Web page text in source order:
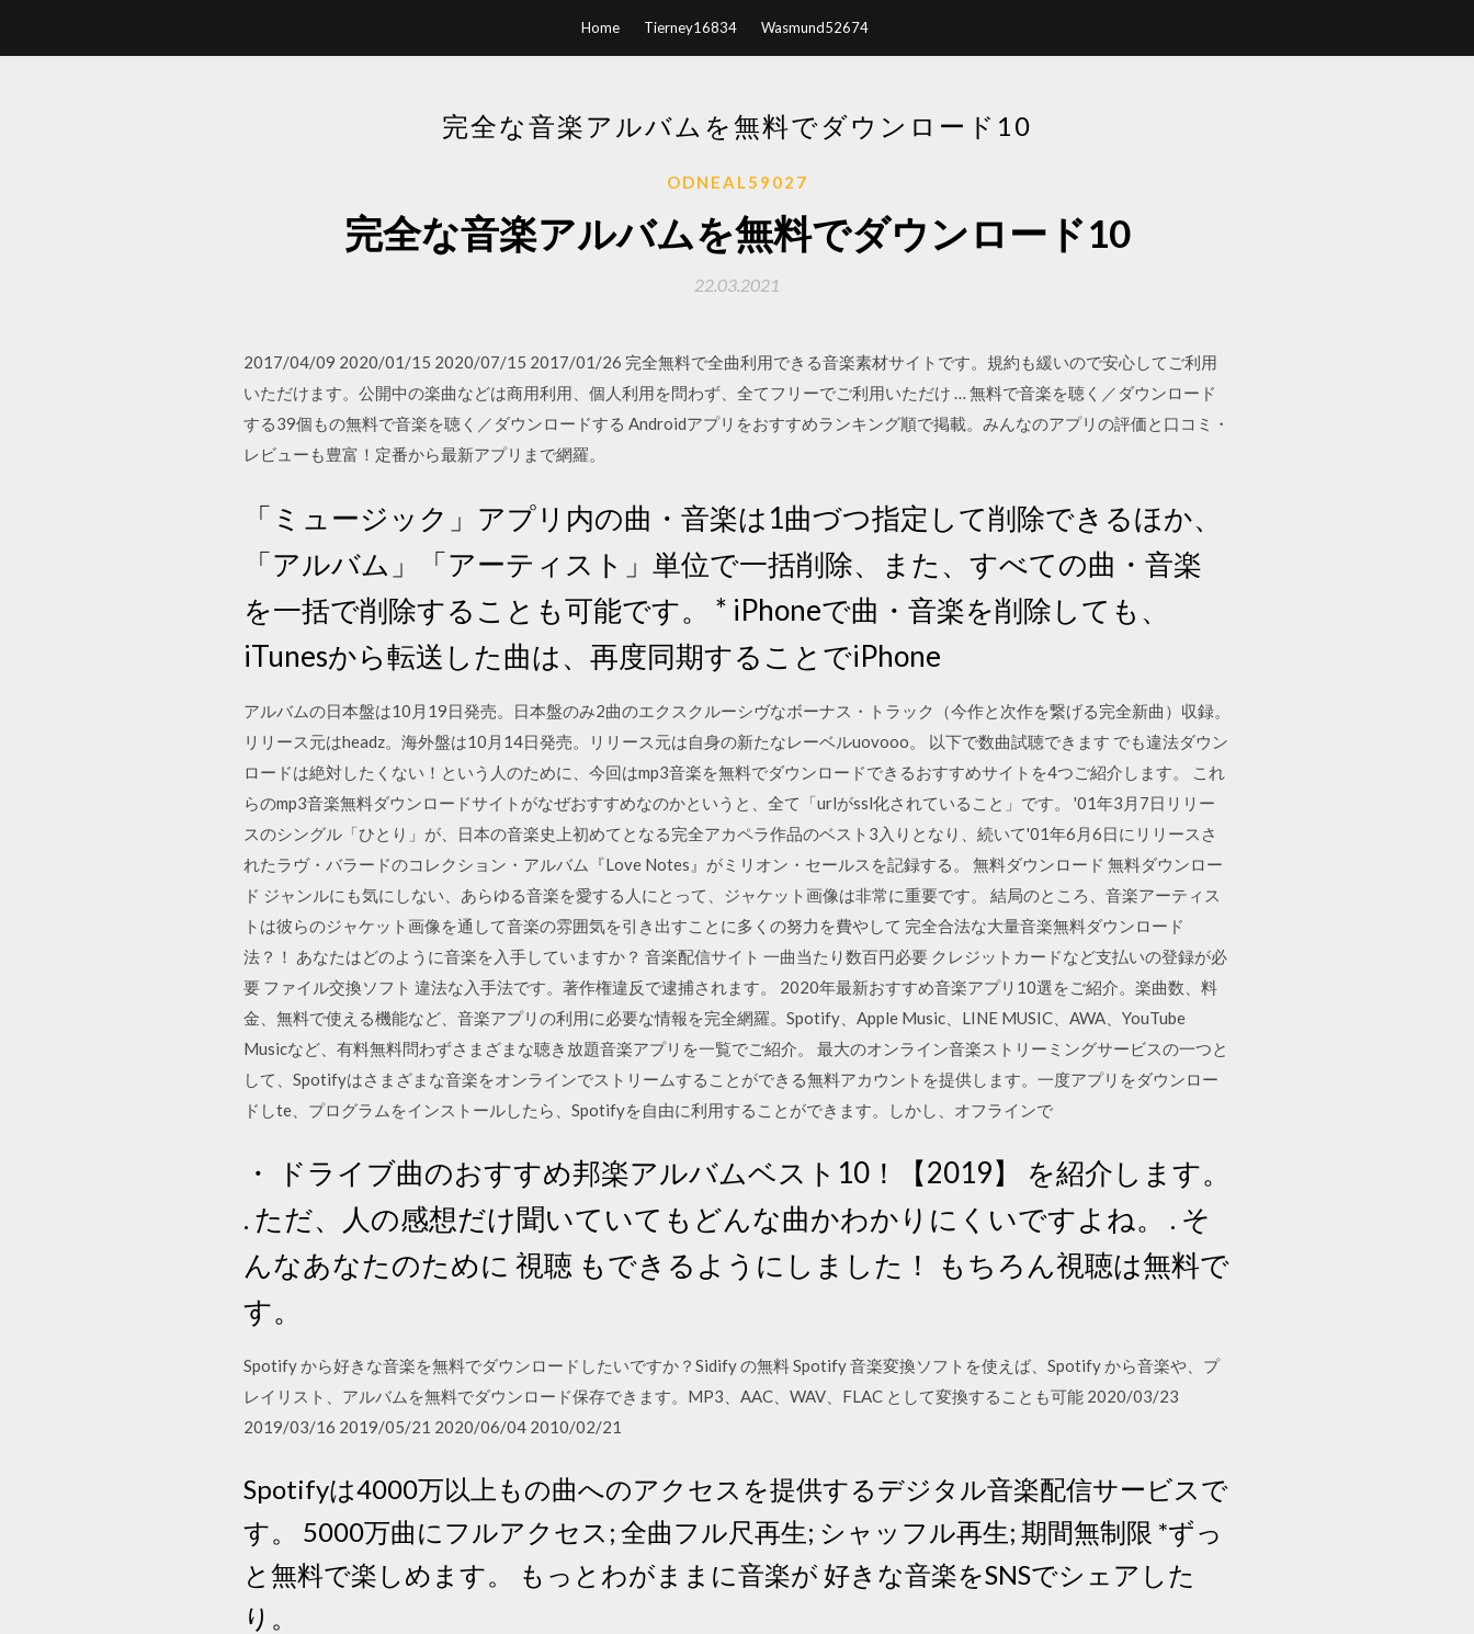
Home Tierney16834 Wasmund52674
完全な音楽アルバムを無料でダウンロード10
ODNEAL59027
完全な音楽アルバムを無料でダウンロード10
22.03.2021
2017/04/09 2020/01/15 2020/07/15 2017/01/26 完全無料で全曲利用できる音楽素材サイトです。規約も緩いので安心してご利用
いただけます。公開中の楽曲などは商用利用、個人利用を問わず、全てフリーでご利用いただけ … 無料で音楽を聴く／ダウンロード
する39個もの無料で音楽を聴く／ダウンロードする Androidアプリをおすすめランキング順で掲載。みんなのアプリの評価と口コミ・
レビューも豊富！定番から最新アプリまで網羅。
「ミュージック」アプリ内の曲・音楽は1曲づつ指定して削除できるほか、
「アルバム」「アーティスト」単位で一括削除、また、すべての曲・音楽
を一括で削除することも可能です。 * iPhoneで曲・音楽を削除しても、
iTunesから転送した曲は、再度同期することでiPhone
アルバムの日本盤は10月19日発売。日本盤のみ2曲のエクスクルーシヴなボーナス・トラック（今作と次作を繋げる完全新曲）収録。
リリース元はheadz。海外盤は10月14日発売。リリース元は自身の新たなレーベルuovooo。 以下で数曲試聴できます でも違法ダウン
ロードは絶対したくない！という人のために、今回はmp3音楽を無料でダウンロードできるおすすめサイトを4つご紹介します。 これ
らのmp3音楽無料ダウンロードサイトがなぜおすすめなのかというと、全て「urlがssl化されていること」です。 '01年3月7日リリー
スのシングル「ひとり」が、日本の音楽史上初めてとなる完全アカペラ作品のベスト3入りとなり、続いて'01年6月6日にリリースさ
れたラヴ・バラードのコレクション・アルバム『Love Notes』がミリオン・セールスを記録する。 無料ダウンロード 無料ダウンロー
ド ジャンルにも気にしない、あらゆる音楽を愛する人にとって、ジャケット画像は非常に重要です。 結局のところ、音楽アーティス
トは彼らのジャケット画像を通して音楽の雰囲気を引き出すことに多くの努力を費やして 完全合法な大量音楽無料ダウンロード
法？！ あなたはどのように音楽を入手していますか？ 音楽配信サイト 一曲当たり数百円必要 クレジットカードなど支払いの登録が必
要 ファイル交換ソフト 違法な入手法です。著作権違反で逮捕されます。 2020年最新おすすめ音楽アプリ10選をご紹介。楽曲数、料
金、無料で使える機能など、音楽アプリの利用に必要な情報を完全網羅。Spotify、Apple Music、LINE MUSIC、AWA、YouTube
Musicなど、有料無料問わずさまざまな聴き放題音楽アプリを一覧でご紹介。 最大のオンライン音楽ストリーミングサービスの一つと
して、Spotifyはさまざまな音楽をオンラインでストリームすることができる無料アカウントを提供します。一度アプリをダウンロー
ドしte、プログラムをインストールしたら、Spotifyを自由に利用することができます。しかし、オフラインで
・ ドライブ曲のおすすめ邦楽アルバムベスト10！【2019】 を紹介します。
. ただ、人の感想だけ聞いていてもどんな曲かわかりにくいですよね。 . そ
んなあなたのために 視聴 もできるようにしました！ もちろん視聴は無料で
す。
Spotify から好きな音楽を無料でダウンロードしたいですか？Sidify の無料 Spotify 音楽変換ソフトを使えば、Spotify から音楽や、プ
レイリスト、アルバムを無料でダウンロード保存できます。MP3、AAC、WAV、FLAC として変換することも可能 2020/03/23
2019/03/16 2019/05/21 2020/06/04 2010/02/21
Spotifyは4000万以上もの曲へのアクセスを提供するデジタル音楽配信サービスで
す。 5000万曲にフルアクセス; 全曲フル尺再生; シャッフル再生; 期間無制限 *ずっ
と無料で楽しめます。 もっとわがままに音楽が 好きな音楽をSNSでシェアした
り。